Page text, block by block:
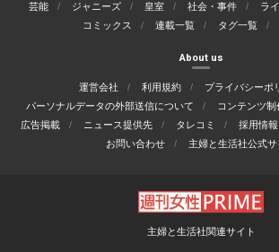
芸能 ジャニーズ 皇室 社会・事件 ラ
コミックス
連載一覧 タグ一覧
About us
運営会社 利用規約
プライバシーポ
パーソナルデータの外部送信について
コンテンツ
広告掲載
ニュース提供先 タレコミ 採用情報
お問い合わせ
主婦と生活社公式サ
主婦と生活社関連サイト